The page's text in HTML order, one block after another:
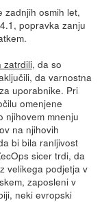
zadnjih osmih let,
popravka zanju
zatrdili, da so
da varnostna
uporabnike. Pri
omenjene
njihovem mnenju
na njihovih
bi bila ranljivost
sicer trdi, da
velikega podjetja v
zaposleni v
neki evropski